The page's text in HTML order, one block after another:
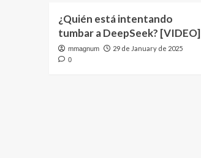
¿Quién está intentando
tumbar a DeepSeek? [VIDEO]
mmagnum 29 de January de 2025
0